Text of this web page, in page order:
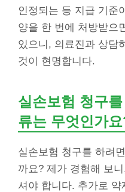
인정되는 등 지급 기준
양을 한 번에 처방받으
있으니, 의료진과 상담
것이 현명합니다.
실손보험 청구
류는 무엇인가
실손보험 청구를 하려
까요? 제가 경험해 보
셔야 합니다. 추가로